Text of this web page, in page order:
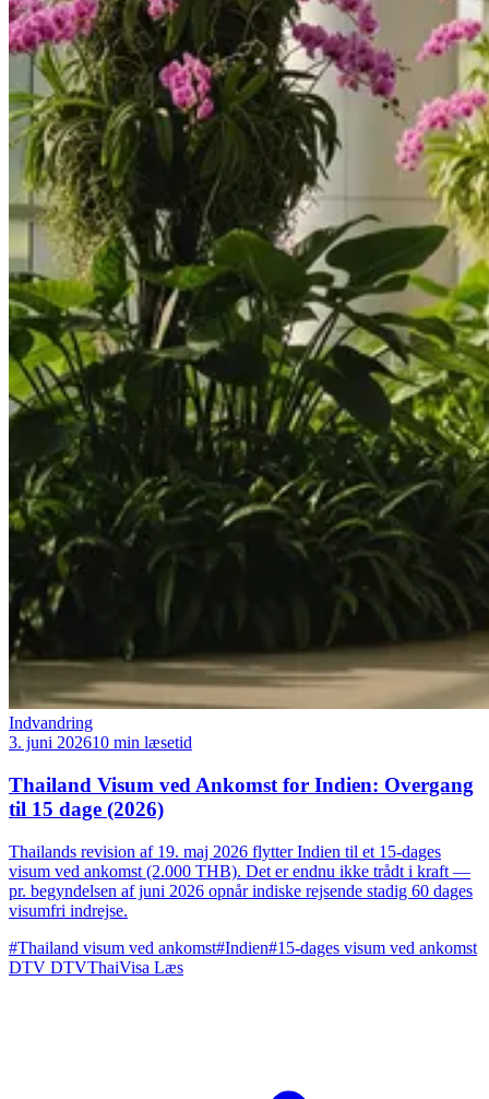
Indvandring
3. juni 202610 min læsetid
Thailand Visum ved Ankomst for Indien: Overgang
til 15 dage (2026)
Thailands revision af 19. maj 2026 flytter Indien til et 15-dages
visum ved ankomst (2.000 THB). Det er endnu ikke trådt i kraft —
pr. begyndelsen af juni 2026 opnår indiske rejsende stadig 60 dages
visumfri indrejse.
#Thailand visum ved ankomst#Indien#15-dages visum ved ankomst
DTV DTVThaiVisa Læs